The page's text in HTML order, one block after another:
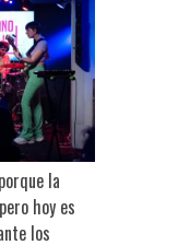
la
hoy es
los